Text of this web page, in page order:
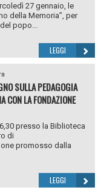
27 gennaio, le
della Memoria”, per
popo...
LEGGI
SULLA PEDAGOGIA
CON LA FONDAZIONE
presso la Biblioteca
di
promosso dalla
LEGGI